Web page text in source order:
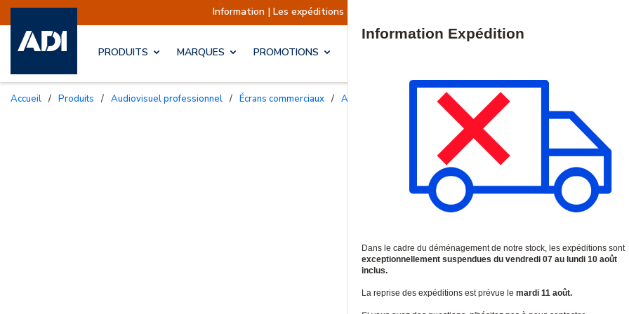
Information | Les expéditions sont actuellement suspendues Reprise prévue le
PRODUITS MARQUES PROMOTIONS
Accueil / Produits / Audiovisuel professionnel / Écrans commerciaux / Accessoires et supports professionnels